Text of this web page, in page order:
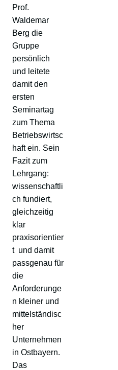
Prof.
Waldemar
Berg die
Gruppe
persönlich
und leitete
damit den
ersten
Seminartag
zum Thema
Betriebswirtsc
haft ein. Sein
Fazit zum
Lehrgang:
wissenschaftli
ch fundiert,
gleichzeitig
klar
praxisorientier
t und damit
passgenau für
die
Anforderunge
n kleiner und
mittelständisc
her
Unternehmen
in Ostbayern.
Das